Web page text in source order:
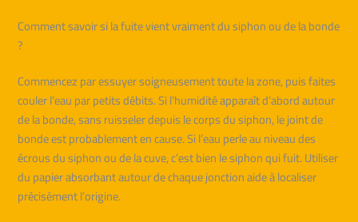
Comment savoir si la fuite vient vraiment du siphon ou de la bonde
?
Commencez par essuyer soigneusement toute la zone, puis faites
couler l’eau par petits débits. Si l’humidité apparaît d’abord autour
de la bonde, sans ruisseler depuis le corps du siphon, le joint de
bonde est probablement en cause. Si l’eau perle au niveau des
écrous du siphon ou de la cuve, c’est bien le siphon qui fuit. Utiliser
du papier absorbant autour de chaque jonction aide à localiser
précisément l’origine.